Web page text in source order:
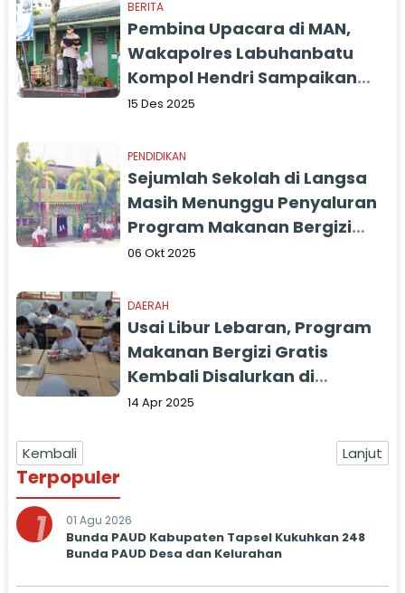
BERITA
Pembina Upacara di MAN,
Wakapolres Labuhanbatu
Kompol Hendri Sampaikan
Pesan Kamtibmas
15 Des 2025
PENDIDIKAN
Sejumlah Sekolah di Langsa
Masih Menunggu Penyaluran
Program Makanan Bergizi
Gratis
06 Okt 2025
DAERAH
Usai Libur Lebaran, Program
Makanan Bergizi Gratis
Kembali Disalurkan di
Sekolah-Sekolah Kota
14 Apr 2025
Kembali Lanjut
Terpopuler
1 01 Agu 2026
Bunda PAUD Kabupaten Tapsel Kukuhkan 248
Bunda PAUD Desa dan Kelurahan